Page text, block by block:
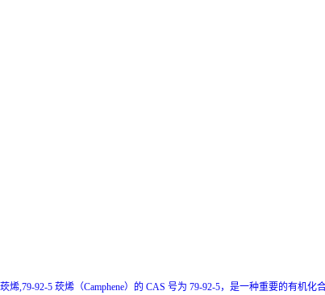
莰烯,79-92-5 莰烯（Camphene）的 CAS 号为 79-92-5，是一种重要的有机